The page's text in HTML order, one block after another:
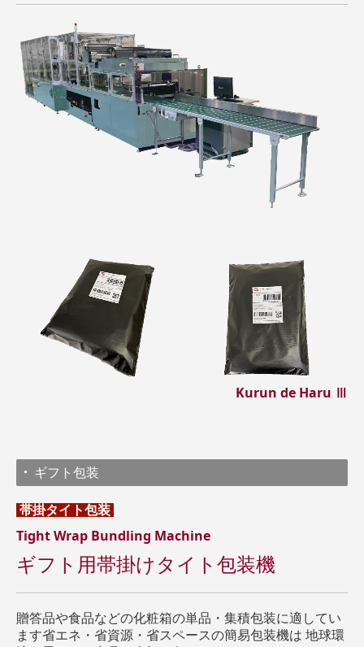
Kurun de Haru Ⅲ
ギフト包装
帯掛タイト包装
Tight Wrap Bundling Machine
ギフト用帯掛けタイト包装機
贈答品や食品などの化粧箱の単品・集積包装に適してい
ます省エネ・省資源・省スペースの簡易包装機は 地球環